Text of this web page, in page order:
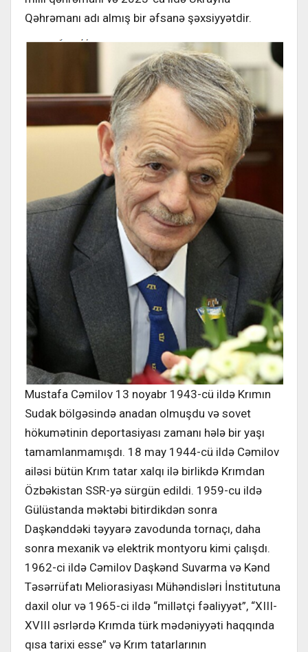
Qəhrəmanı adı almış bir əfsanə şəxsiyyətdir.
Mustafa Cəmilov 13 noyabr 1943-cü ildə Krımın
Sudak bölgəsində anadan olmuşdu və sovet
hökumətinin deportasiyası zamanı hələ bir yaşı
tamamlanmamışdı. 18 may 1944-cü ildə Cəmilov
ailəsi bütün Krım tatar xalqı ilə birlikdə Krımdan
Özbəkistan SSR-yə sürgün edildi. 1959-cu ildə
Gülüstanda məktəbi bitirdikdən sonra
Daşkənddəki təyyarə zavodunda tornaçı, daha
sonra mexanik və elektrik montyoru kimi çalışdı.
1962-ci ildə Cəmilov Daşkənd Suvarma və Kənd
Təsərrüfatı Meliorasiyası Mühəndisləri İnstitutuna
daxil olur və 1965-ci ildə “millətçi fəaliyyət”, “XIII-
XVIII əsrlərdə Krımda türk mədəniyyəti haqqında
qısa tarixi esse” və Krım tatarlarının